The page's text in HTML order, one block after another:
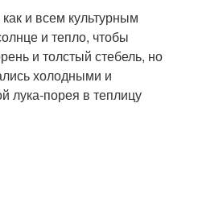
и всем культурным
и тепло, чтобы
и толстый стебель, но
холодными и
лука-порея в теплицу